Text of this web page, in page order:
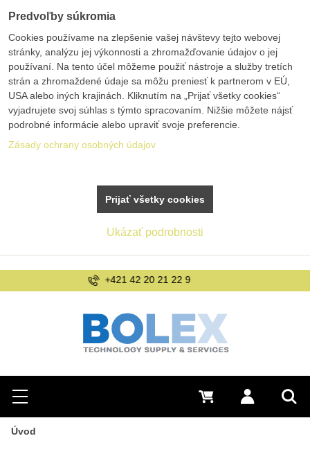
Hľadať
Menu Prihlásiť sa
0 €
info@bolex.sk
Úvod
Predvoľby súkromia
Cookies používame na zlepšenie vašej návštevy tejto webovej
stránky, analýzu jej výkonnosti a zhromažďovanie údajov o jej
používaní. Na tento účel môžeme použiť nástroje a služby tretích
strán a zhromaždené údaje sa môžu preniesť k partnerom v EÚ,
USA alebo iných krajinách. Kliknutím na „Prijať všetky cookies“
vyjadrujete svoj súhlas s týmto spracovaním. Nižšie môžete nájsť
podrobné informácie alebo upraviť svoje preferencie.
Zásady ochrany osobných údajov
Ukázať podrobnosti
Prijať všetky cookies